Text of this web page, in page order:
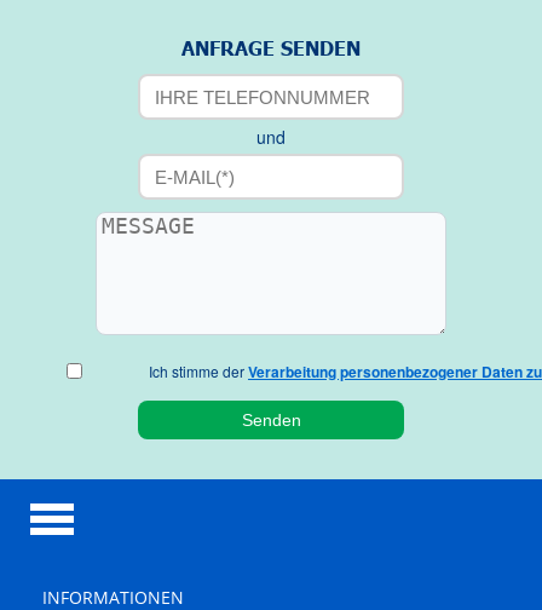
ANFRAGE SENDEN
und
Ich stimme derVerarbeitung personenbezogener Daten zu
INFORMATIONEN